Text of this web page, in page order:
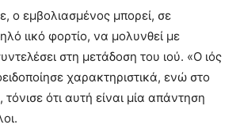
ο εμβολιασμένος μπορεί, σε
ιικό φορτίο, να μολυνθεί με
στη μετάδοση του ιού. «Ο ιός
χαρακτηριστικά, ενώ στο
ότι αυτή είναι μία απάντηση